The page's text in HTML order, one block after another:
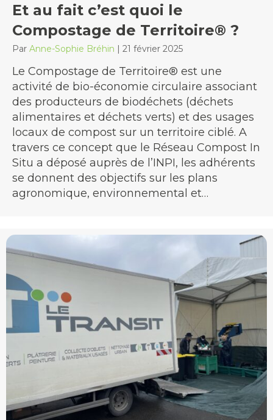
Et au fait c’est quoi le
Compostage de Territoire® ?
Par Anne-Sophie Bréhin | 21 février 2025
Le Compostage de Territoire® est une
activité de bio-économie circulaire associant
des producteurs de biodéchets (déchets
alimentaires et déchets verts) et des usages
locaux de compost sur un territoire ciblé. A
travers ce concept que le Réseau Compost In
Situ a déposé auprès de l’INPI, les adhérents
se donnent des objectifs sur les plans
agronomique, environnemental et…